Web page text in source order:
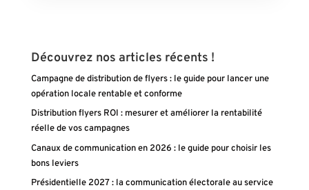
Découvrez nos articles récents !
Campagne de distribution de flyers : le guide pour lancer une
opération locale rentable et conforme
Distribution flyers ROI : mesurer et améliorer la rentabilité
réelle de vos campagnes
Canaux de communication en 2026 : le guide pour choisir les
bons leviers
Présidentielle 2027 : la communication électorale au service